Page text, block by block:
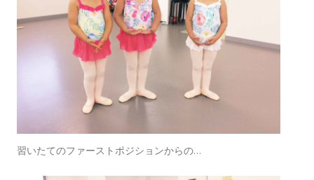
習いたてのファーストポジションからの…